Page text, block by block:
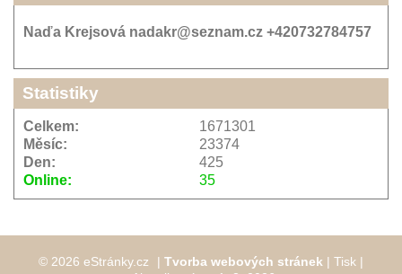
Naďa Krejsová nadakr@seznam.cz +420732784757
Statistiky
Online: 35
Celkem:
1671301
Měsíc:
23374
Den:
425
© 2026 eStránky.cz | Tvorba webových stránek | Tisk |